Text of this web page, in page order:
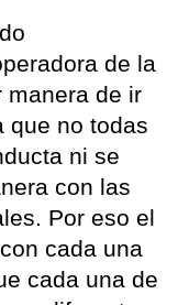
de la
manera de ir
que no todas
ni se
con las
Por eso el
cada una
cada una de